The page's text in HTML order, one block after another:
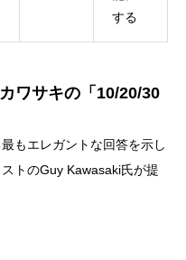
する
ワサキの「10/20/30
もエレガントな回答を示し
トのGuy Kawasaki氏が提